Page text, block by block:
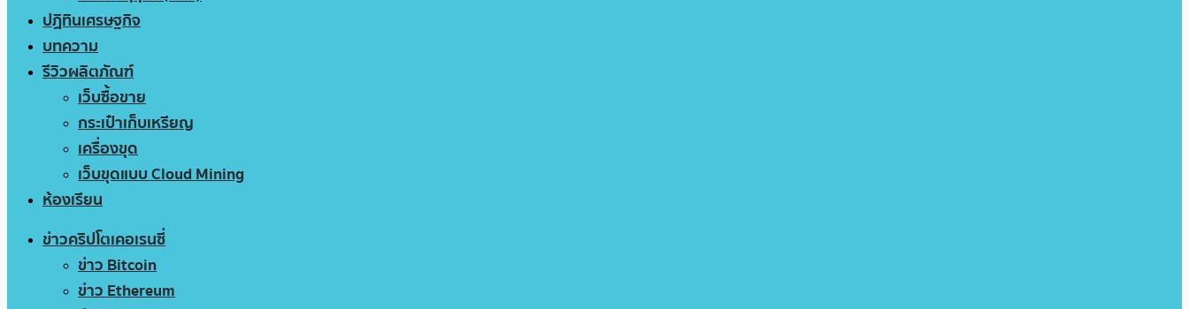
ปฏิทินเศรษฐกิจ
บทความ
รีวิวผลิตภัณฑ์
เว็บซื้อขาย
กระเป๋าเก็บเหรียญ
เครื่องขุด
เว็บขุดแบบ Cloud Mining
ห้องเรียน
ข่าวคริปโตเคอเรนซี่
ข่าว Bitcoin
ข่าว Ethereum